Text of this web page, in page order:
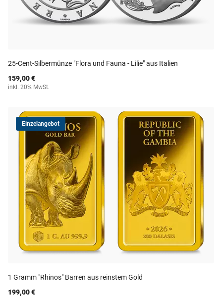
25-Cent-Silbermünze "Flora und Fauna - Lilie" aus Italien
159,00 €
inkl. 20% MwSt.
Einzelangebot
1 Gramm "Rhinos" Barren aus reinstem Gold
199,00 €